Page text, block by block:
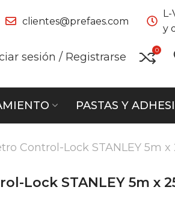
clientes@prefaes.com
L-
y
sesión / Registrarse
0
PASTAS Y
Control-Lock STANLEY 5m x
Lock STANLEY 5m x